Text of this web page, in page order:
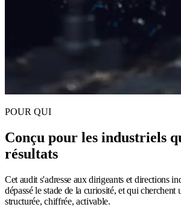
POUR QUI
Conçu pour les industriels
résultats
Cet audit s'adresse aux dirigeants et directions
dépassé le stade de la curiosité, et qui cherchent
structurée, chiffrée, activable.